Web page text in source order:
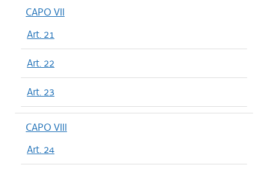
CAPO VII
Art. 21
Art. 22
Art. 23
CAPO VIII
Art. 24